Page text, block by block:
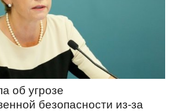
об угрозе
безопасности из-за